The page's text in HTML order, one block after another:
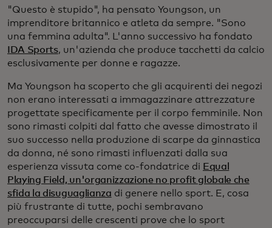
"Questo è stupido", ha pensato Youngson, un
imprenditore britannico e atleta da sempre. "Sono
una femmina adulta". L'anno successivo ha fondato
IDA Sports, un'azienda che produce tacchetti da calcio
esclusivamente per donne e ragazze.
Ma Youngson ha scoperto che gli acquirenti dei negozi
non erano interessati a immagazzinare attrezzature
progettate specificamente per il corpo femminile. Non
sono rimasti colpiti dal fatto che avesse dimostrato il
suo successo nella produzione di scarpe da ginnastica
da donna, né sono rimasti influenzati dalla sua
esperienza vissuta come co-fondatrice di Equal
Playing Field, un'organizzazione no profit globale che
sfida la disuguaglianza di genere nello sport. E, cosa
più frustrante di tutte, pochi sembravano
preoccuparsi delle crescenti prove che lo sport